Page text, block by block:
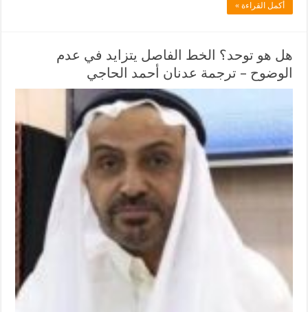
أكمل القراءة »
هل هو توحد؟ الخط الفاصل يتزايد في عدم
الوضوح – ترجمة عدنان أحمد الحاجي